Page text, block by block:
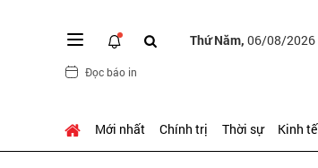
Thứ Năm, 06/08/2026
Đọc báo in
Mới nhất Chính trị Thời sự Kinh tế